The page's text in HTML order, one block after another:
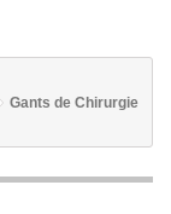
Gants de Chirurgie